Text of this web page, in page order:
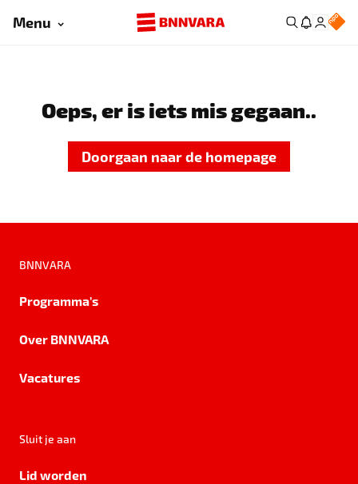
Menu
Oeps, er is iets mis gegaan..
Doorgaan naar de homepage
BNNVARA
Programma's
Over BNNVARA
Vacatures
Sluit je aan
Lid worden